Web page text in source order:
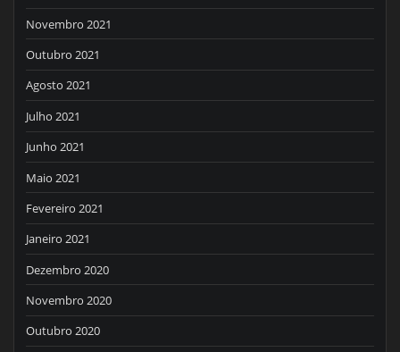
Novembro 2021
Outubro 2021
Agosto 2021
Julho 2021
Junho 2021
Maio 2021
Fevereiro 2021
Janeiro 2021
Dezembro 2020
Novembro 2020
Outubro 2020